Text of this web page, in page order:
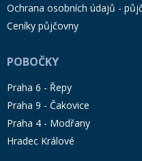
Ochrana osobních údajů -
Ceníky půjčovny
POBOČKY
Praha 6 - Řepy
Praha 9 - Čakovice
Praha 4 - Modřany
Hradec Králové